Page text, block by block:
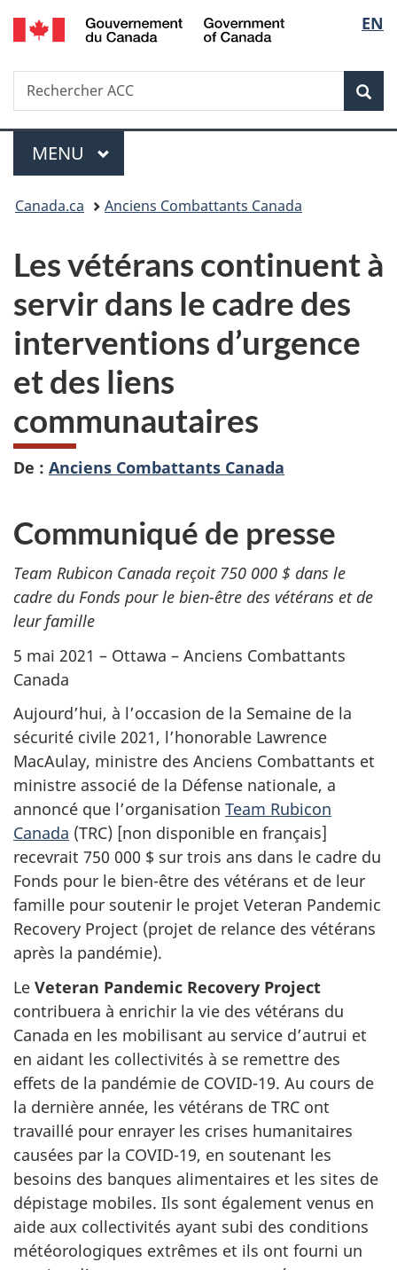
Passer
au
Passer
à
du
Passer
à
simplifiée
de
la
EN
Recherche
Rechercher
ACC
Menu
MENU PRINCIPAL
Vous
ici :
Canada.ca Anciens Combattants Canada
Les vétérans continuent à
servir dans le cadre des
interventions d’urgence
et des liens
communautaires
De : Anciens Combattants Canada
Communiqué de presse
Team Rubicon Canada reçoit 750 000 $ dans le
cadre du Fonds pour le bien-être des vétérans et de
leur famille
5 mai 2021 – Ottawa – Anciens Combattants
Canada
Aujourd’hui, à l’occasion de la Semaine de la
sécurité civile 2021, l’honorable Lawrence
MacAulay, ministre des Anciens Combattants et
ministre associé de la Défense nationale, a
annoncé que l’organisation Team Rubicon
Canada (TRC) [non disponible en français]
recevrait 750 000 $ sur trois ans dans le cadre du
Fonds pour le bien-être des vétérans et de leur
famille pour soutenir le projet Veteran Pandemic
Recovery Project (projet de relance des vétérans
après la pandémie).
Le Veteran Pandemic Recovery Project
contribuera à enrichir la vie des vétérans du
Canada en les mobilisant au service d’autrui et
en aidant les collectivités à se remettre des
effets de la pandémie de COVID-19. Au cours de
la dernière année, les vétérans de TRC ont
travaillé pour enrayer les crises humanitaires
causées par la COVID-19, en soutenant les
besoins des banques alimentaires et les sites de
dépistage mobiles. Ils sont également venus en
aide aux collectivités ayant subi des conditions
météorologiques extrêmes et ils ont fourni un